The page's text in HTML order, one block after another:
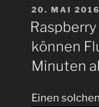
Java
automatisch
Webseiten
mit
Jsoup
am
AM
20. MAI 2016
können
Minuten
Einen